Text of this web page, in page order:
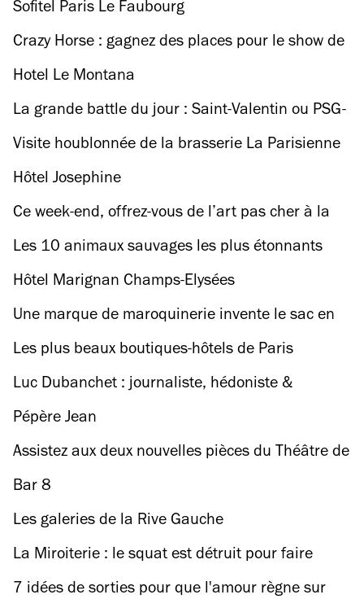
Sofitel Paris Le Faubourg
Crazy Horse : gagnez des places pour le show de
Chantal Thomass !
Hotel Le Montana
La grande battle du jour : Saint-Valentin ou PSG-
Barça ?
Visite houblonnée de la brasserie La Parisienne
Hôtel Josephine
Ce week-end, offrez-vous de l’art pas cher à la
Bellevilloise
Les 10 animaux sauvages les plus étonnants
trouvés à Paris
Hôtel Marignan Champs-Elysées
Une marque de maroquinerie invente le sac en
cuir et en ardoise
Les plus beaux boutiques-hôtels de Paris
Luc Dubanchet : journaliste, hédoniste &
omnivore
Pépère Jean
Assistez aux deux nouvelles pièces du Théâtre de
la Porte Saint-Martin
Bar 8
Les galeries de la Rive Gauche
La Miroiterie : le squat est détruit pour faire
place au nouveau projet
7 idées de sorties pour que l'amour règne sur